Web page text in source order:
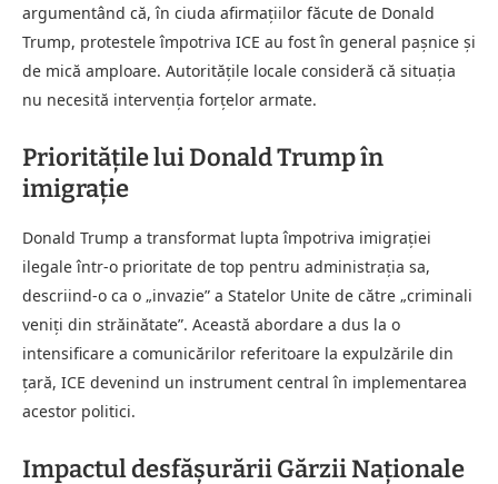
argumentând că, în ciuda afirmațiilor făcute de Donald
Trump, protestele împotriva ICE au fost în general pașnice și
de mică amploare. Autoritățile locale consideră că situația
nu necesită intervenția forțelor armate.
Prioritățile lui Donald Trump în
imigrație
Donald Trump a transformat lupta împotriva imigrației
ilegale într-o prioritate de top pentru administrația sa,
descriind-o ca o „invazie” a Statelor Unite de către „criminali
veniți din străinătate”. Această abordare a dus la o
intensificare a comunicărilor referitoare la expulzările din
țară, ICE devenind un instrument central în implementarea
acestor politici.
Impactul desfășurării Gărzii Naționale